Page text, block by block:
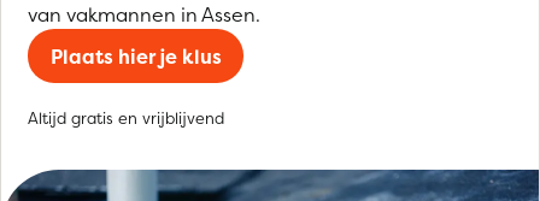
van vakmannen in Assen.
Plaats hier je klus
Altijd gratis en vrijblijvend